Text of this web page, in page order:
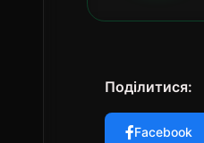
Поділитися:
Facebook